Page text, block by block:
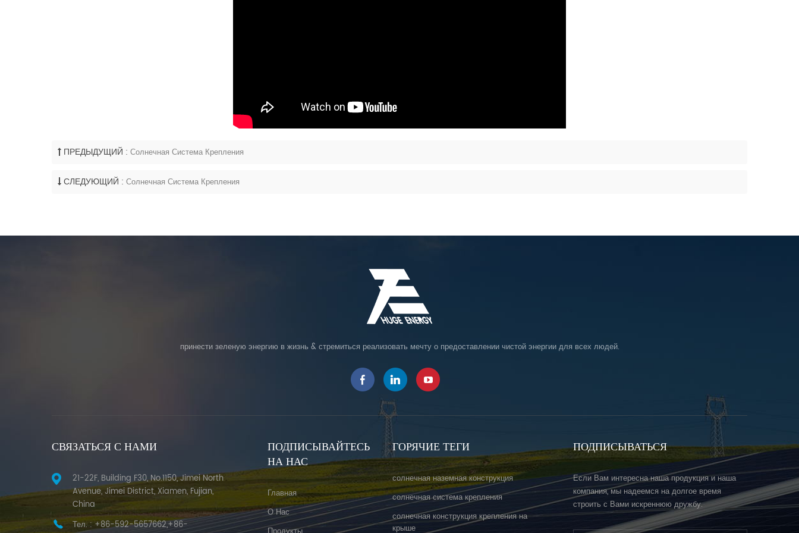
ПРЕДЫДУЩИЙ : Солнечная Система Крепления
СЛЕДУЮЩИЙ : Солнечная Система Крепления
принести зеленую энергию в жизнь & стремиться реализовать мечту о предоставлении чистой энергии для всех людей.
СВЯЗАТЬСЯ С НАМИ
21-22F, Building F30, No.1150, Jimei North
Avenue, Jimei District, Xiamen, Fujian,
China
Тел. : +86-592-5657662,+86-
ПОДПИСЫВАЙТЕСЬ
НА НАС
Главная
О Нас
ГОРЯЧИЕ ТЕГИ
солнечная наземная конструкция
солнечная система крепления
солнечная конструкция крепления на
крыше
ПОДПИСЫВАТЬСЯ
Если Вам интересна наша продукция и наша
компания, мы надеемся на долгое время
строить с Вами искреннюю дружбу.